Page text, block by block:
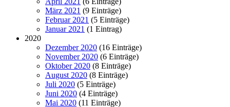
März 2021 (9 Einträge)
Februar 2021 (5 Einträge)
Januar 2021 (1 Eintrag)
2020
Dezember 2020 (16 Einträge)
November 2020 (6 Einträge)
Oktober 2020 (8 Einträge)
August 2020 (8 Einträge)
Juli 2020 (5 Einträge)
Juni 2020 (4 Einträge)
Mai 2020 (11 Einträge)